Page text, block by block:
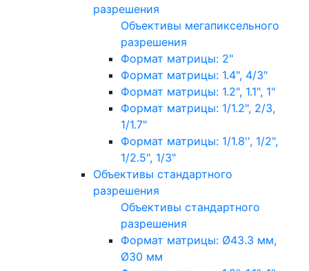
разрешения
Объективы мегапиксельного
разрешения
Формат матрицы: 2"
Формат матрицы: 1.4", 4/3"
Формат матрицы: 1.2", 1.1", 1"
Формат матрицы: 1/1.2", 2/3,
1/1.7"
Формат матрицы: 1/1.8'', 1/2",
1/2.5", 1/3"
Объективы стандартного
разрешения
Объективы стандартного
разрешения
Формат матрицы: Ø43.3 мм,
Ø30 мм